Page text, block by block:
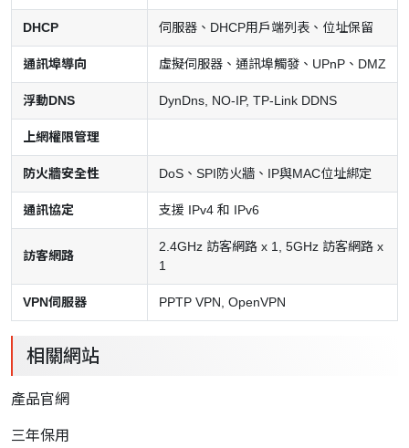
DHCP 伺服器、DHCP用戶端列表、位址保留
通訊埠導向 虛擬伺服器、通訊埠觸發、UPnP、DMZ
浮動DNS DynDns, NO-IP, TP-Link DDNS
上網權限管理
防火牆安全性 DoS、SPI防火牆、IP與MAC位址綁定
通訊協定 支援 IPv4 和 IPv6
訪客網路
2.4GHz 訪客網路 x 1, 5GHz 訪客網路 x
1
VPN伺服器 PPTP VPN, OpenVPN
相關網站
產品官網
三年保用